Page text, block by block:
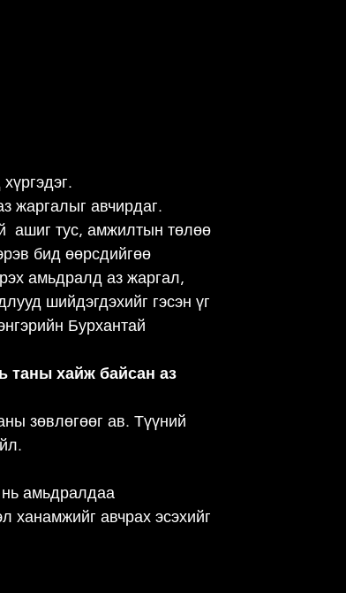
жаргалыг авчирдаг.
ашиг тус, амжилтын төлөө
бид өөрсдийгөө
амьдралд аз жаргал,
шийдэгдэхийг гэсэн үг
Бурхантай
таны хайж байсан аз
зөвлөгөөг ав. Түүний
амьдралдаа
ханамжийг авчрах эсэхийг